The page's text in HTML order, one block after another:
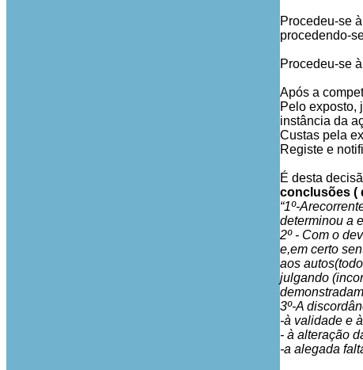
Procedeu-se
procedendo-
Procedeu-se
Após a
Pelo exposto,
instância da
Custas pela
Registe e
É desta
conclusões (
“1º-
determinou a
2º - Com o
e,em certo
aos
julgando
3º-A
-à validade e
- à alteração
-a alegada